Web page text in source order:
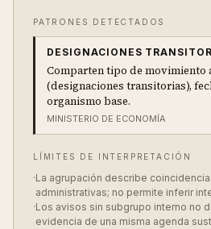
PATRONES DETECTADOS
DESIGNACIONES
Comparten tipo de
(designaciones transitorias),
organismo base.
MINISTERIO DE ECONOMÍA
LÍMITES DE INTERPRETACIÓN
·La agrupación describe
administrativas; no permite inferir
·Los avisos sin subgrupo interno no
evidencia de una misma agenda